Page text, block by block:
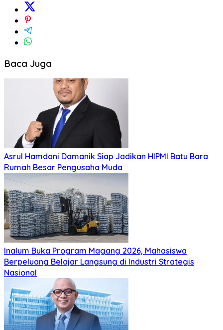
Baca Juga
Asrul Hamdani Damanik Siap Jadikan HIPMI Batu Bara
Rumah Besar Pengusaha Muda
Inalum Buka Program Magang 2026, Mahasiswa
Berpeluang Belajar Langsung di Industri Strategis
Nasional